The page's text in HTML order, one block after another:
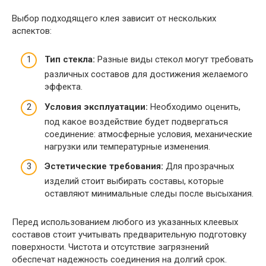
Выбор подходящего клея зависит от нескольких
аспектов:
Тип стекла: Разные виды стекол могут требовать
различных составов для достижения желаемого
эффекта.
Условия эксплуатации: Необходимо оценить,
под какое воздействие будет подвергаться
соединение: атмосферные условия, механические
нагрузки или температурные изменения.
Эстетические требования: Для прозрачных
изделий стоит выбирать составы, которые
оставляют минимальные следы после высыхания.
Перед использованием любого из указанных клеевых
составов стоит учитывать предварительную подготовку
поверхности. Чистота и отсутствие загрязнений
обеспечат надежность соединения на долгий срок.